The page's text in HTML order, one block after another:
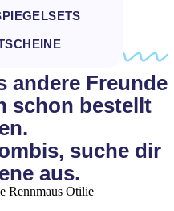
schreib dem Kakadu.
andere Freunde
schon bestellt
suche dir
aus.